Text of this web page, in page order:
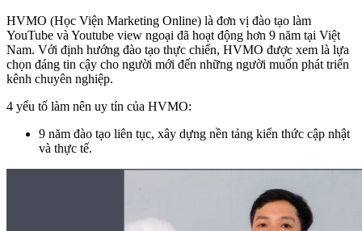
HVMO (Học Viện Marketing Online) là đơn vị đào tạo làm
YouTube và Youtube view ngoại đã hoạt động hơn 9 năm tại Việt
Nam. Với định hướng đào tạo thực chiến, HVMO được xem là lựa
chọn đáng tin cậy cho người mới đến những người muốn phát triển
kênh chuyên nghiệp.
4 yếu tố làm nên uy tín của HVMO:
9 năm đào tạo liên tục, xây dựng nền tảng kiến thức cập nhật
và thực tế.